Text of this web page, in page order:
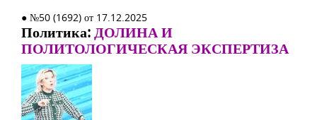
● №50 (1692) от 17.12.2025
Политика:ДОЛИНА И
ПОЛИТОЛОГИЧЕСКАЯ ЭКСПЕРТИЗА